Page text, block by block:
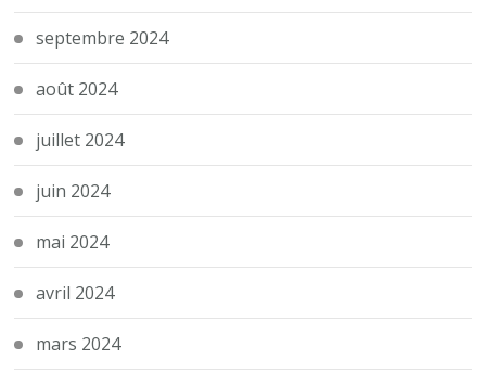
septembre 2024
août 2024
juillet 2024
juin 2024
mai 2024
avril 2024
mars 2024